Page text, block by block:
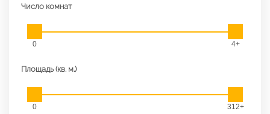
Число комнат
0 4+
Площадь (кв. м.)
0 312+